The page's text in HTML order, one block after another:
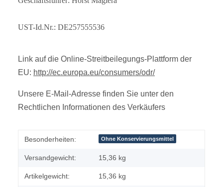
UST-Id.Nr.: DE257555536
Link auf die Online-Streitbeilegungs-Plattform der
EU: http://ec.europa.eu/consumers/odr/
Unsere E-Mail-Adresse finden Sie unter den
Rechtlichen Informationen des Verkäufers
Besonderheiten: Ohne Konservierungsmittel
Versandgewicht: 15,36 kg
Artikelgewicht: 15,36 kg